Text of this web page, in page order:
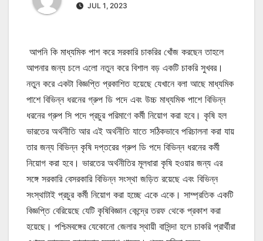
JUL 1, 2023
আপনি কি মাধ্যমিক পাশ করে সরকারি চাকরির খোঁজ করছেন তাহলে
আপনার জন্য চলে এলো নতুন করে বিশাল বড় একটি চাকরি সুখবর।
নতুন করে একটা বিজ্ঞপ্তি প্রকাশিত হয়েছে যেখানে বলা আছে মাধ্যমিক
পাশে বিভিন্ন ধরনের গ্রুপ ডি পদে এবং উচ্চ মাধ্যমিক পাশে বিভিন্ন
ধরনের গ্রুপ সি পদে প্রচুর পরিমাণে কর্মী নিয়োগ করা হবে। কৃষি হল
ভারতের অর্থনীতি আর এই অর্থনীতি যাতে সঠিকভাবে পরিচালনা করা যায়
তার জন্য বিভিন্ন কৃষি দপ্তরের গ্রুপ ডি পদে বিভিন্ন ধরনের কর্মী
নিয়োগ করা হবে। ভারতের অর্থনীতির মূলধারা কৃষি হওয়ার জন্য এর
সঙ্গে সরকারি বেসরকারি বিভিন্ন সংস্থা জড়িত রয়েছে এবং বিভিন্ন
সংস্থাটাই প্রচুর কর্মী নিয়োগ করা হচ্ছে একে একে। সাম্প্রতিক একটি
বিজ্ঞপ্তি বেরিয়েছে যেটি কৃষিবিজ্ঞান কেন্দ্রে তরফ থেকে প্রকাশ করা
হয়েছে। পশ্চিমবঙ্গের যেকোনো জেলার স্থায়ী বাসিন্দা হলে চাকরি প্রার্থীরা